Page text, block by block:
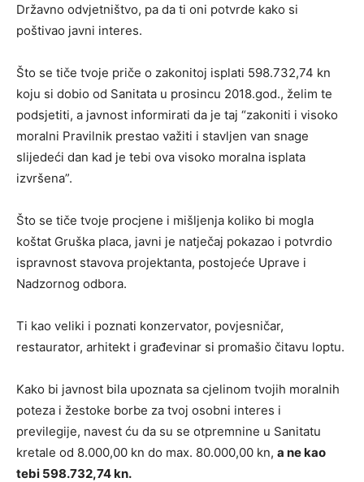
Državno odvjetništvo, pa da ti oni potvrde kako si
poštivao javni interes.
Što se tiče tvoje priče o zakonitoj isplati 598.732,74 kn
koju si dobio od Sanitata u prosincu 2018.god., želim te
podsjetiti, a javnost informirati da je taj “zakoniti i visoko
moralni Pravilnik prestao važiti i stavljen van snage
slijedeći dan kad je tebi ova visoko moralna isplata
izvršena”.
Što se tiče tvoje procjene i mišljenja koliko bi mogla
koštat Gruška placa, javni je natječaj pokazao i potvrdio
ispravnost stavova projektanta, postojeće Uprave i
Nadzornog odbora.
Ti kao veliki i poznati konzervator, povjesničar,
restaurator, arhitekt i građevinar si promašio čitavu loptu.
Kako bi javnost bila upoznata sa cjelinom tvojih moralnih
poteza i žestoke borbe za tvoj osobni interes i
previlegije, navest ću da su se otpremnine u Sanitatu
kretale od 8.000,00 kn do max. 80.000,00 kn, a ne kao
tebi 598.732,74 kn.